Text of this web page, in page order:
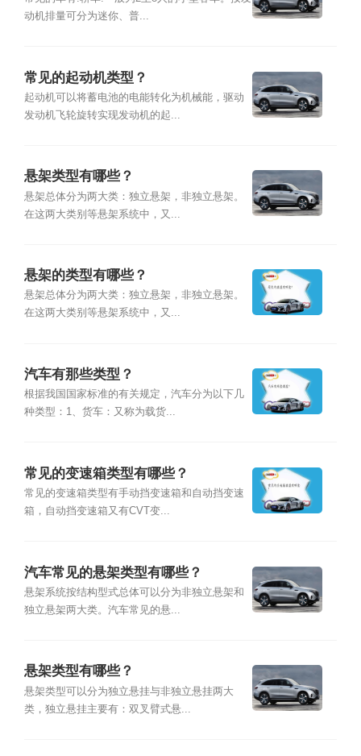
动机排量可分为迷你、普...
常见的起动机类型？
起动机可以将蓄电池的电能转化为机械能，驱动
发动机飞轮旋转实现发动机的起...
悬架类型有哪些？
悬架总体分为两大类：独立悬架，非独立悬架。
在这两大类别等悬架系统中，又...
悬架的类型有哪些？
悬架总体分为两大类：独立悬架，非独立悬架。
在这两大类别等悬架系统中，又...
汽车有那些类型？
根据我国国家标准的有关规定，汽车分为以下几
种类型：1、货车：又称为载货...
常见的变速箱类型有哪些？
常见的变速箱类型有手动挡变速箱和自动挡变速
箱，自动挡变速箱又有CVT变...
汽车常见的悬架类型有哪些？
悬架系统按结构型式总体可以分为非独立悬架和
独立悬架两大类。汽车常见的悬...
悬架类型有哪些？
悬架类型可以分为独立悬挂与非独立悬挂两大
类，独立悬挂主要有：双叉臂式悬...